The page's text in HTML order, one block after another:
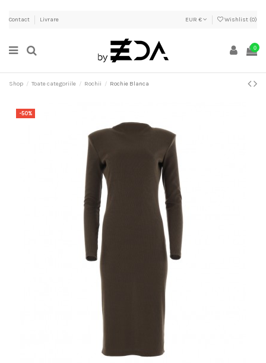
Contact Livrare EUR € Wishlist (0)
0
Shop Toate categoriile Rochii Rochie Blanca
-50%